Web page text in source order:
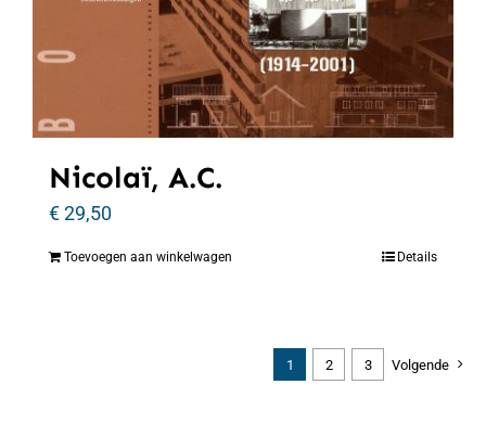
Nicolaï, A.C.
€29,50
Toevoegen aan winkelwagen Details
1 2 3 Volgende